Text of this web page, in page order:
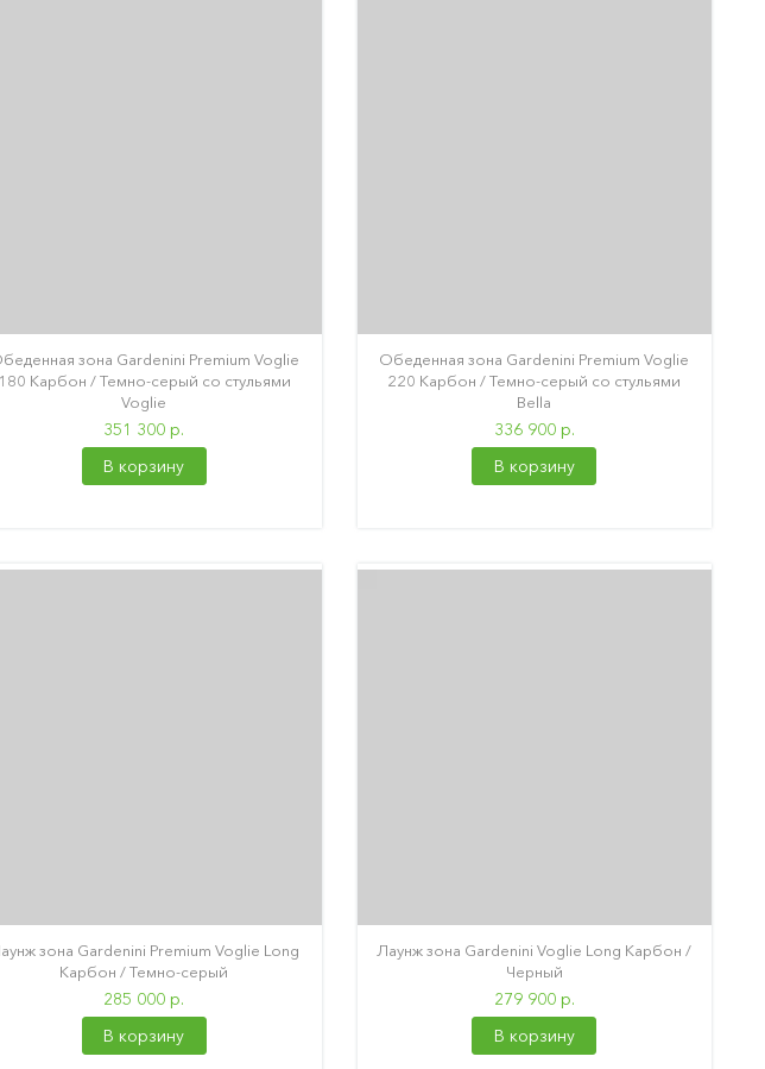
зона Gardenini Premium Voglie
180 Карбон / Темно-серый со стульями
Voglie
351 300 р.
В корзину
Обеденная зона Gardenini Premium Voglie
220 Карбон / Темно-серый со стульями
Bella
336 900 р.
В корзину
зона Gardenini Premium Voglie Long
Карбон / Темно-серый
285 000 р.
В корзину
Лаунж зона Gardenini Voglie Long Карбон /
Черный
279 900 р.
В корзину